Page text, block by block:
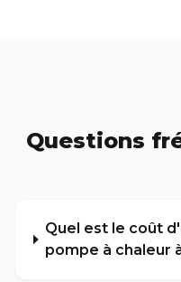
Questions
Quel est le coût
pompe à chaleur